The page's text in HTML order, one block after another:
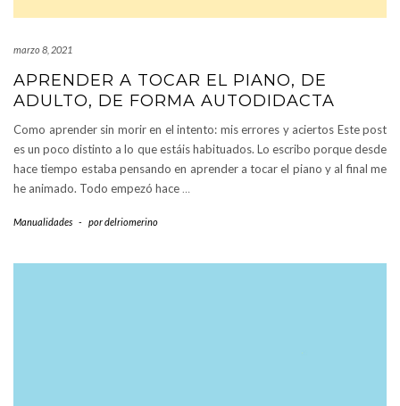
marzo 8, 2021
APRENDER A TOCAR EL PIANO, DE
ADULTO, DE FORMA AUTODIDACTA
Como aprender sin morir en el intento: mis errores y aciertos Este post
es un poco distinto a lo que estáis habituados. Lo escribo porque desde
hace tiempo estaba pensando en aprender a tocar el piano y al final me
he animado. Todo empezó hace…
Manualidades - pordelriomerino